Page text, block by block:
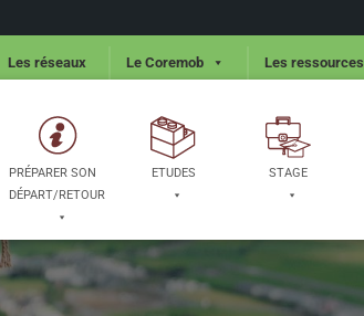
Les réseaux Le Coremob Les ressources
PRÉPARER SON
DÉPART/RETOUR
ETUDES STAGE